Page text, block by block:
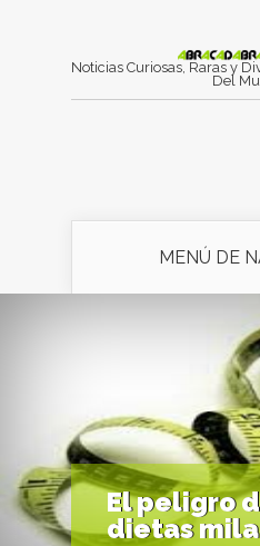
Noticias Curiosas, Raras y
Del
MENÚ DE
El peligro
dietas